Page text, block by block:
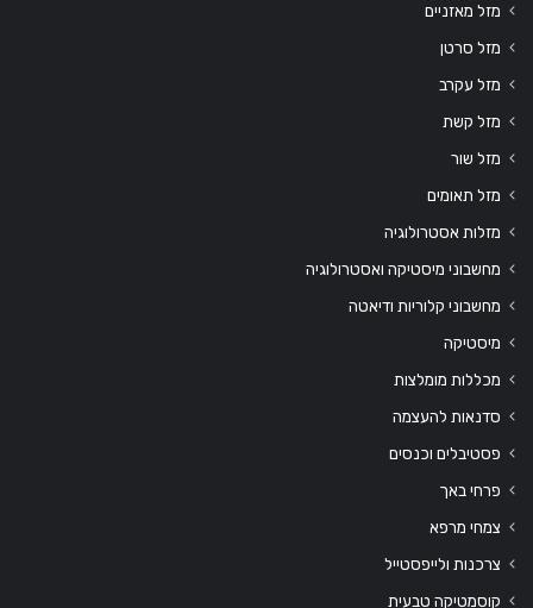
מזל מאזניים
מזל סרטן
מזל עקרב
מזל קשת
מזל שור
מזל תאומים
מזלות אסטרולוגיה
מחשבוני מיסטיקה ואסטרולוגיה
מחשבוני קלוריות ודיאטה
מיסטיקה
מכללות מומלצות
סדנאות להעצמה
פסטיבלים וכנסים
פרחי באך
צמחי מרפא
צרכנות ולייפסטייל
קוסמטיקה טבעית